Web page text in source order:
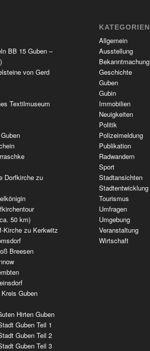
BB 15 Guben –
von Gerd
Textilmuseum
Dorfkirche zu
50 km)
Kirche zu Kerkwitz
Breesen
Guben
Hirten Guben
Guben Teil 1
Guben Teil 2
Guben Teil 3
KATEGORIEN
Allgemein
Ausstellung
Bekanntmachung
Geschichte
Guben
Gubin
Immobilien
Neuigkeiten
Politik
Polizeimeldung
Publikation
Radwandern
Sport
Stadtansichten
Stadtentwicklung
Tourismus
Umfragen
Umgebung
Veranstaltung
Wirtschaft